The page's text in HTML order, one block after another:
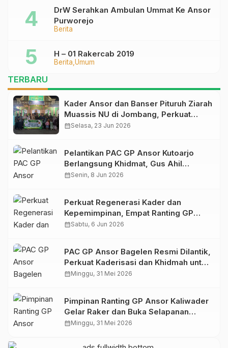
Berita
DrW Serahkan Ambulan Ummat Ke Ansor
Purworejo
Berita Umum
H – 01 Rakercab 2019
TERBARU
Kader Ansor dan Banser Pituruh Ziarah
Muassis NU di Jombang, Perkuat
Spirit Khidmah dan Ke-NU-an
calendar_monthSelasa, 23 Jun 2026
Pelantikan PAC GP Ansor Kutoarjo
Berlangsung Khidmat, Gus Ahil
Ingatkan Ansor Harus Bermanfaat bagi
calendar_monthSenin, 8 Jun 2026
Perkuat Regenerasi Kader dan
Kepemimpinan, Empat Ranting GP
Ansor di Bagelen Gelar Reorganisasi
calendar_monthSabtu, 6 Jun 2026
PAC GP Ansor Bagelen Resmi Dilantik,
Perkuat Kaderisasi dan Khidmah untuk
Masyarakat
calendar_monthMinggu, 31 Mei 2026
Pimpinan Ranting GP Ansor Kaliwader
Gelar Raker dan Buka Selapanan
Rijalul Ansor, Perkuat Organisasi dan
calendar_monthMinggu, 31 Mei 2026